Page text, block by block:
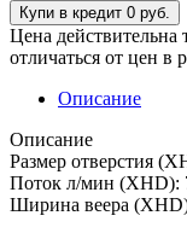
Цена действительна
отличаться от цен в
Описание
Описание
Размер отверстия
Поток л/мин (XHD):
Ширина веера